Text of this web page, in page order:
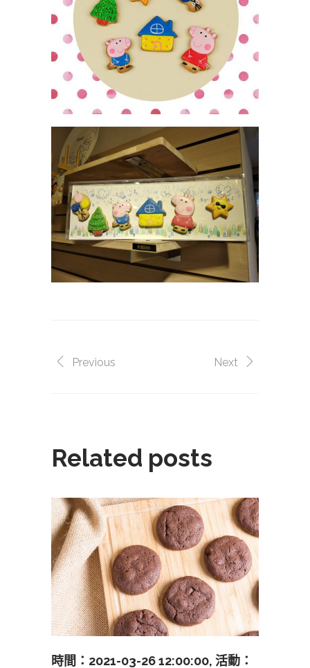
Previous Next
Related posts
時間：2021-03-26 12:00:00, 活動：